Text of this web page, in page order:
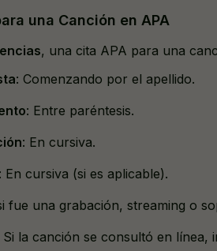
una Canción en APA
, una cita APA para una
: Comenzando por el apellido.
: Entre paréntesis.
: En cursiva.
: En cursiva (si es aplicable).
fue una grabación, streaming o
Si la canción se consultó en línea,